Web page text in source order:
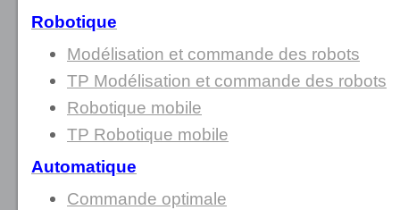
Robotique
Modélisation et commande des robots
TP Modélisation et commande des robots
Robotique mobile
TP Robotique mobile
Automatique
Commande optimale